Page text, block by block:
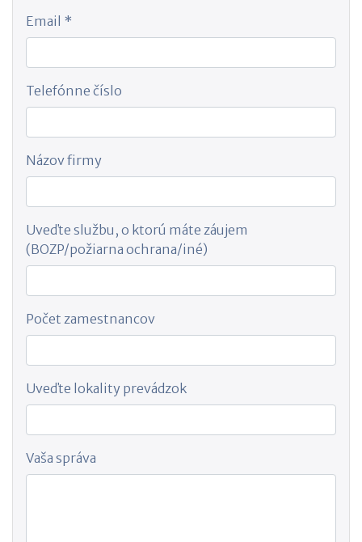
Email *
Telefónne číslo
Názov firmy
Uveďte službu, o ktorú máte záujem
(BOZP/požiarna ochrana/iné)
Počet zamestnancov
Uveďte lokality prevádzok
Vaša správa